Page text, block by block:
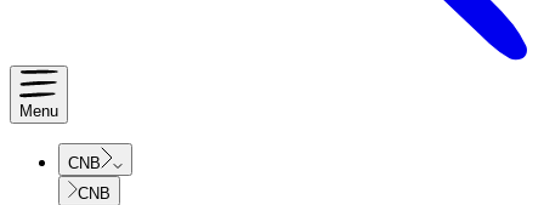
Menu
CNB
CNB